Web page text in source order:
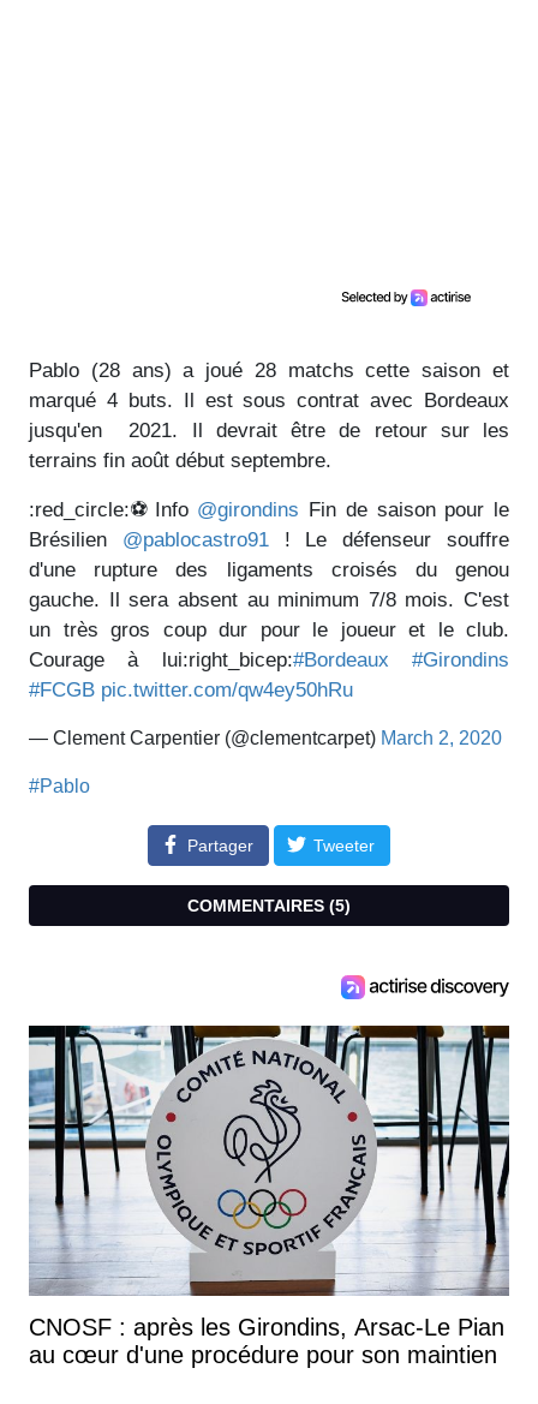
Pablo (28 ans) a joué 28 matchs cette saison et
marqué 4 buts. Il est sous contrat avec Bordeaux
jusqu'en 2021. Il devrait être de retour sur les
terrains fin août début septembre.
:red_circle:⚽️Info @girondins Fin de saison pour le
Brésilien @pablocastro91! Le défenseur souffre
d'une rupture des ligaments croisés du genou
gauche. Il sera absent au minimum 7/8 mois. C'est
un très gros coup dur pour le joueur et le club.
Courage à lui:right_bicep:#Bordeaux
#Girondins
#FCGB pic.twitter.com/qw4ey50hRu
— Clement Carpentier (@clementcarpet) March 2, 2020
#Pablo
Partager Tweeter
COMMENTAIRES (5)
CNOSF : après les Girondins, Arsac-Le Pian
au cœur d'une procédure pour son maintien